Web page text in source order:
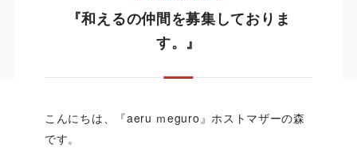
『和えるの仲間を募集しておりま
す。』
こんにちは、『aeru ｍeguro』ホストマザーの森
です。